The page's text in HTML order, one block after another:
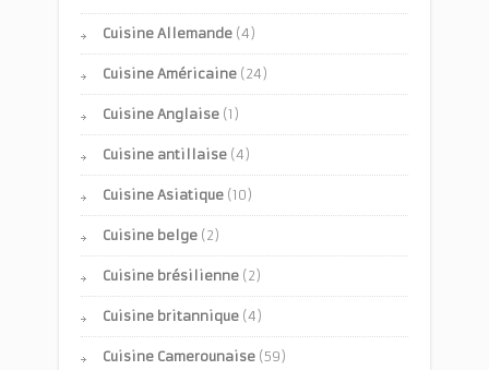
Cuisine Allemande (4)
Cuisine Américaine (24)
Cuisine Anglaise (1)
Cuisine antillaise (4)
Cuisine Asiatique (10)
Cuisine belge (2)
Cuisine brésilienne (2)
Cuisine britannique (4)
Cuisine Camerounaise (59)